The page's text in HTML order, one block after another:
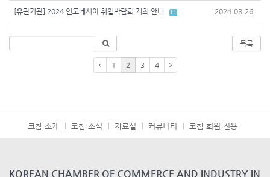
[유관기관] 2024 인도네시아 취업박람회 개최 안내 2024.08.26
목록
1 2 3 4
코참 소개 코참 소식 자료실 커뮤니티 코참 회원 전용
KOREAN CHAMBER OF COMMERCE AND INDUSTRY IN